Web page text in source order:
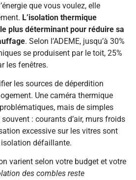
que vous voulez, elle
L’isolation thermique
plus déterminant pour réduire sa
. Selon l’ADEME, jusqu’à 30%
se produisent par le toit, 25%
les fenêtres.
les sources de déperdition
Une caméra thermique
mais de simples
: courants d’air, murs froids
excessive sur les vitres sont
isolation défaillante.
varient selon votre budget et votre
des combles reste